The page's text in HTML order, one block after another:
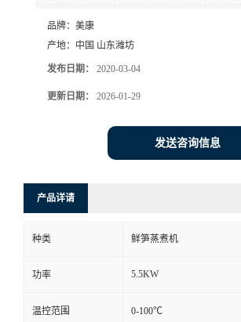
品牌： 美康
产地： 中国 山东潍坊
发布日期： 2020-03-04
更新日期： 2026-01-29
发送咨询信息
产品详请
种类 鲜笋蒸煮机
功率 5.5KW
温控范围 0-100℃